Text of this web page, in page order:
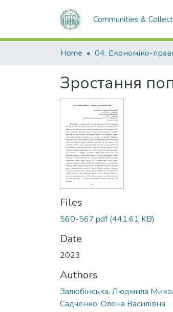
Communities &
Home
Зростання
Files
560-567.pdf(441.61 KB)
Date
2023
Authors
Залюбінська, Людмила
Садченко, Олена Василівна